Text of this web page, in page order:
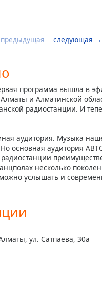
следующая →
программа вышла в
и Алматинской
радиостанции. И
аудитория. Музыка
Но основная аудитория
несколько
услышать и
ул. Сатпаева, 30а